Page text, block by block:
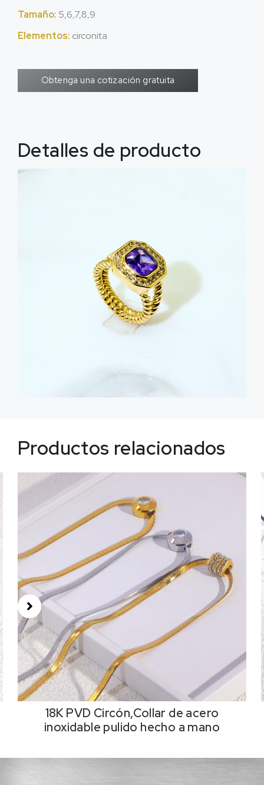
Tamaño: 5,6,7,8,9
Elementos: circonita
Obtenga una cotización gratuita
Detalles de producto
Productos relacionados
18K PVD Circón,Collar de acero
inoxidable pulido hecho a mano